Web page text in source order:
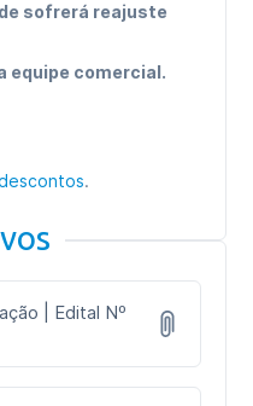
sofrerá reajuste
equipe comercial.
.
| Edital Nº